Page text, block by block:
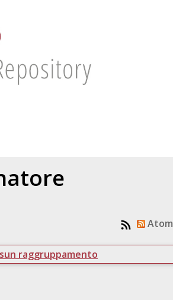
Atom
raggruppamento